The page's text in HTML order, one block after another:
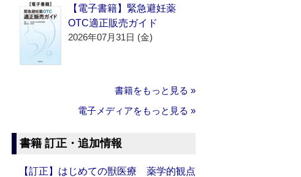
【電子書籍】緊急避妊薬
OTC適正販売ガイド
2026年07月31日 (金)
書籍をもっと見る »
電子メディアをもっと見る »
書籍 訂正・追加情報
【訂正】はじめての獣医療 薬学的観点